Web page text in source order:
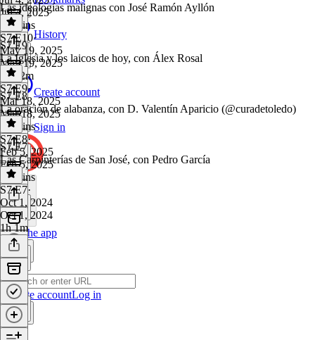
History
Create account
Sign in
Get the app
Create accountLog in
Jul 4, 2025
58 mins
Las ideologías malignas con José Ramón Ayllón
S7 E10·
May 19, 2025
May 19, 2025
1h 22m
S7 E9
La Iglesia y los laicos de hoy, con Álex Rosal
S7 E9·
Mar 18, 2025
Mar 18, 2025
43 mins
S7 E8
La oración de alabanza, con D. Valentín Aparicio (@curadetoledo)
S7 E8·
Feb 5, 2025
Feb 5, 2025
44 mins
S7 E7
Las Carpinterías de San José, con Pedro García
S7 E7·
Oct 1, 2024
Oct 1, 2024
1h 1m